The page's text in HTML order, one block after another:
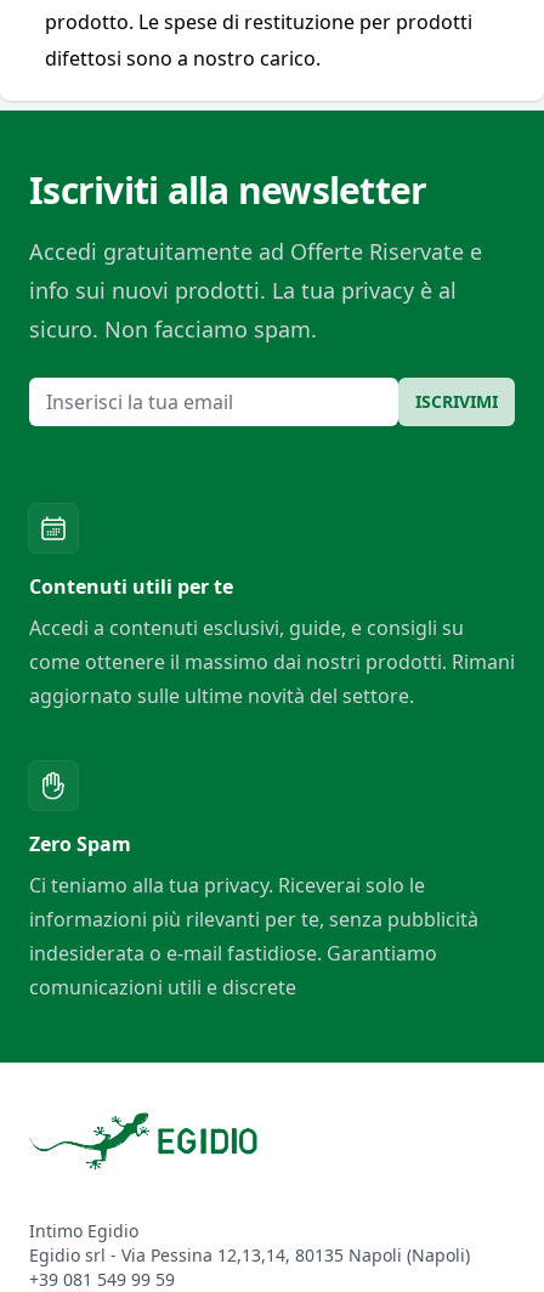
prodotto. Le spese di restituzione per prodotti
difettosi sono a nostro carico.
Iscriviti alla newsletter
Accedi gratuitamente ad Offerte Riservate e
info sui nuovi prodotti. La tua privacy è al
sicuro. Non facciamo spam.
Email ISCRIVIMI
Contenuti utili per te
Accedi a contenuti esclusivi, guide, e consigli su
come ottenere il massimo dai nostri prodotti. Rimani
aggiornato sulle ultime novità del settore.
Zero Spam
Ci teniamo alla tua privacy. Riceverai solo le
informazioni più rilevanti per te, senza pubblicità
indesiderata o e-mail fastidiose. Garantiamo
comunicazioni utili e discrete
Intimo Egidio
Egidio srl - Via Pessina 12,13,14, 80135 Napoli (Napoli)
+39 081 549 99 59